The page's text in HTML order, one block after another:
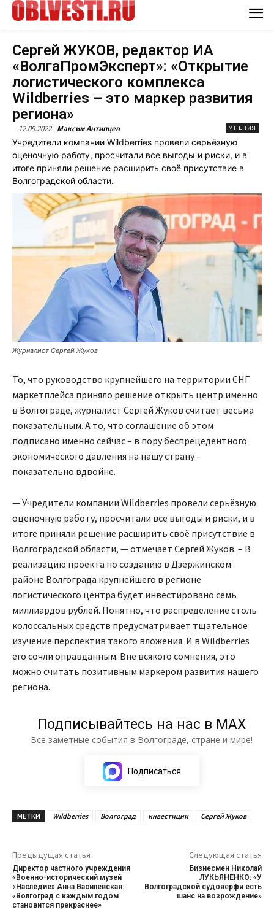
Сергей ЖУКОВ, редактор ИА
«ВолгаПромЭксперт»: «Открытие
логистического комплекса
Wildberries – это маркер развития
региона»
12.09.2022 Максим Антипцев МНЕНИЯ
Учредители компании Wildberries провели серьёзную
оценочную работу, просчитали все выгоды и риски, и в
итоге приняли решение расширить своё присутствие в
Волгоградской области.
Журналист Сергей Жуков
То, что руководство крупнейшего на территории СНГ
маркетплейса приняло решение открыть центр именно
в Волгограде, журналист Сергей Жуков считает весьма
показательным. А то, что соглашение об этом
подписано именно сейчас – в пору беспрецедентного
экономического давления на нашу страну –
показательно вдвойне.
— Учредители компании Wildberries провели серьёзную
оценочную работу, просчитали все выгоды и риски, и в
итоге приняли решение расширить своё присутствие в
Волгоградской области, — отмечает Сергей Жуков. – В
реализацию проекта по созданию в Дзержинском
районе Волгограда крупнейшего в регионе
логистического центра будет инвестировано семь
миллиардов рублей. Понятно, что распределение столь
колоссальных средств предусматривает тщательное
изучение перспектив такого вложения. И в Wildberries
его сочли оправданным. Вне всякого сомнения, это
можно считать позитивным маркером развития нашего
региона.
Подписывайтесь на нас в МАХ
Все заметные события в Волгограде, стране и мире!
Подписаться
МЕТКИ Wildberries Волгоград инвестиции Сергей Жуков
Предыдущая статья
Директор частного учреждения
«Военно-исторический музей
«Наследие» Анна Василевская:
«Волгоград с каждым годом
становится прекраснее»
Следующая статья
Бизнесмен Николай
ЛУКЬЯНЕНКО: «У
Волгоградской судоверфи есть
шанс на возрождение»